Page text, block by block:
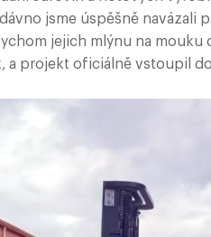
jsme úspěšně navázali
jejich mlýnu na
a projekt oficiálně vstoupil